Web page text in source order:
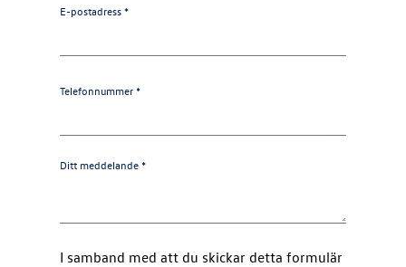
E-postadress *
Telefonnummer *
Ditt meddelande *
I samband med att du skickar detta formulär